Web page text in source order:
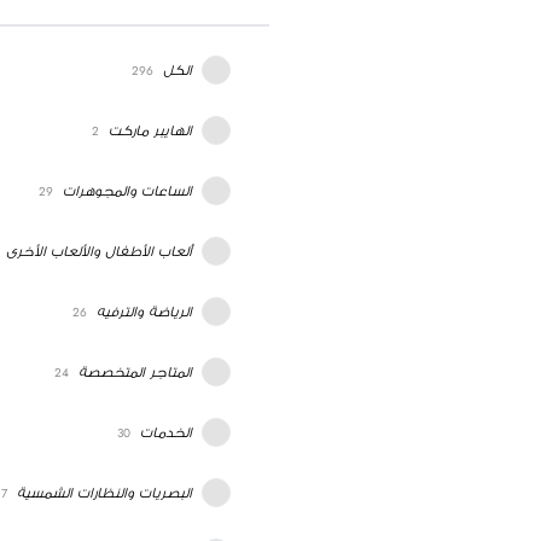
الكل 296
الهايبر ماركت 2
الساعات والمجوهرات 29
ألعاب الأطفال والألعاب الأخرى
الرياضة والترفيه 26
المتاجر المتخصصة 24
الخدمات 30
البصريات والنظارات الشمسية 7